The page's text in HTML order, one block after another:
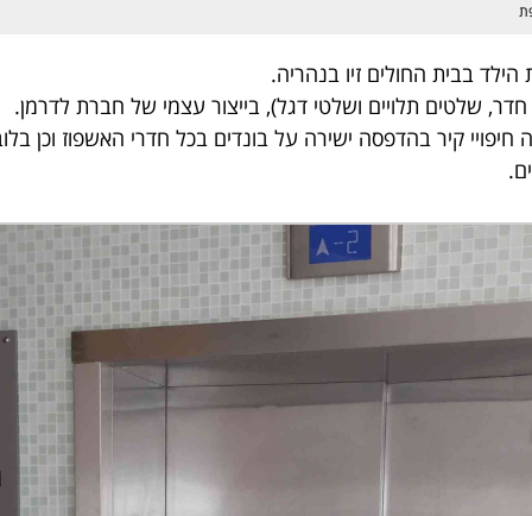
בבית החולים זיו בנהריה.
שלטים תלויים ושלטי דגל), בייצור עצמי של חברת לדרמן.
קיר בהדפסה ישירה על בונדים בכל חדרי האשפוז וכן